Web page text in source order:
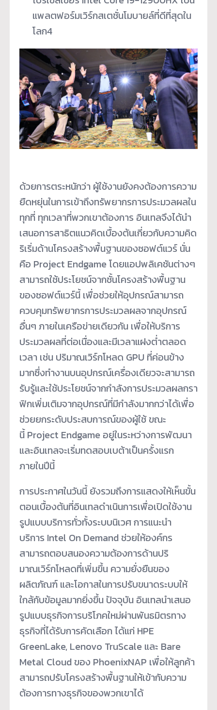
แพลตฟอร์มเวิร์กสเตชั่นโมบายล์ที่ดีที่สุดใน
โลก4
ด้วยการตระหนักว่า ผู้ใช้งานยังคงต้องการความ
ยืดหยุ่นในการเข้าถึงทรัพยากรการประมวลผลใน
ทุกที่ ทุกเวลาที่พวกเขาต้องการ อินเทลจึงได้นำ
เสนอการสาธิตแนวคิดเบื้องต้นเกี่ยวกับความคิด
ริเริ่มด้านโครงสร้างพื้นฐานของซอฟต์แวร์ นั่น
คือ Project Endgame โดยแอปพลิเคชันต่างๆ
สามารถใช้ประโยชน์จากชั้นโครงสร้างพื้นฐาน
ของซอฟต์แวร์นี้ เพื่อช่วยให้อุปกรณ์สามารถ
ควบคุมทรัพยากรการประมวลผลจากอุปกรณ์
อื่นๆ ภายในเครือข่ายเดียวกัน เพื่อให้บริการ
ประมวลผลที่ต่อเนื่องและมีเวลาแฝงต่ำตลอด
เวลา เช่น ปริมาณเวิร์กโหลด GPU ที่ค่อนข้าง
มากซึ่งทำงานบนอุปกรณ์เครื่องเดียวจะสามารถ
รับรู้และใช้ประโยชน์จากกำลังการประมวลผลกรา
ฟิกเพิ่มเติมจากอุปกรณ์ที่มีกำลังมากกว่าได้เพื่อ
ช่วยยกระดับประสบการณ์ของผู้ใช้ ขณะ
นี้ Project Endgame อยู่ในระหว่างการพัฒนา
และอินเทลจะเริ่มทดสอบเบต้าเป็นครั้งแรก
ภายในปีนี้
การประกาศในวันนี้ ยังรวมถึงการแสดงให้เห็นขั้น
ตอนเบื้องต้นที่อินเทลดำเนินการเพื่อเปิดใช้งาน
รูปแบบบริการทั่วทั้งระบบนิเวศ การแนะนำ
บริการ Intel On Demand ช่วยให้องค์กร
สามารถตอบสนองความต้องการด้านปริ
มาณเวิร์กโหลดที่เพิ่มขึ้น ความยั่งยืนของ
ผลิตภัณฑ์ และโอกาสในการปรับขนาดระบบให้
ใกล้กับข้อมูลมากยิ่งขึ้น ปัจจุบัน อินเทลนำเสนอ
รูปแบบธุรกิจการบริโภคใหม่ผ่านพันธมิตรทาง
ธุรกิจที่ได้รับการคัดเลือก ได้แก่ HPE
GreenLake, Lenovo TruScale และ Bare
Metal Cloud ของ PhoenixNAP เพื่อให้ลูกค้า
สามารถปรับโครงสร้างพื้นฐานให้เข้ากับความ
ต้องการทางธุรกิจของพวกเขาได้